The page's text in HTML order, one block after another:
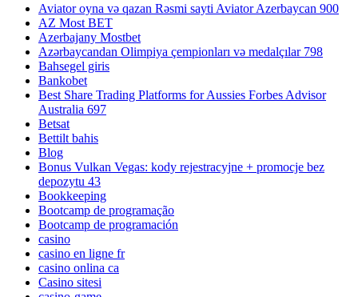
Aviator oyna və qazan Rəsmi sayti Aviator Azerbaycan 900
AZ Most BET
Azerbajany Mostbet
Azərbaycandan Olimpiya çempionları və medalçılar 798
Bahsegel giris
Bankobet
Best Share Trading Platforms for Aussies Forbes Advisor
Australia 697
Betsat
Bettilt bahis
Blog
Bonus Vulkan Vegas: kody rejestracyjne + promocje bez
depozytu 43
Bookkeeping
Bootcamp de programação
Bootcamp de programación
casino
casino en ligne fr
casino onlina ca
Casino sitesi